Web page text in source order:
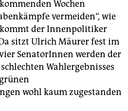
Wochen
vermeiden“, wie
kommt der Innenpolitiker
sitzt Ulrich Mäurer fest im
SenatorInnen werden der
Wahlergebnisses
wohl kaum zugestanden